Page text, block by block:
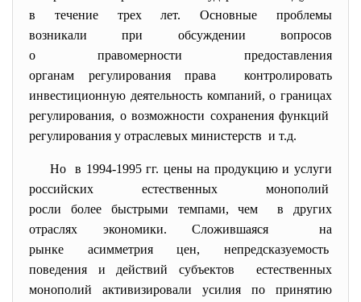
в течение трех лет. Основные проблемы
возникали при обсуждении вопросов
о правомерности предоставления
органам регулирования права контролировать
инвестиционную деятельность компаний, о границах
регулирования, о возможности сохранения функций
регулирования у отраслевых министерств и т.д.
Но в 1994-1995 гг. цены на продукцию и услуги
российских естественных монополий
росли более быстрыми темпами, чем в других
отраслях экономики. Сложившаяся на
рынке асимметрия цен, непредсказуемость
поведения и действий субъектов естественных
монополий активизировали усилия по принятию